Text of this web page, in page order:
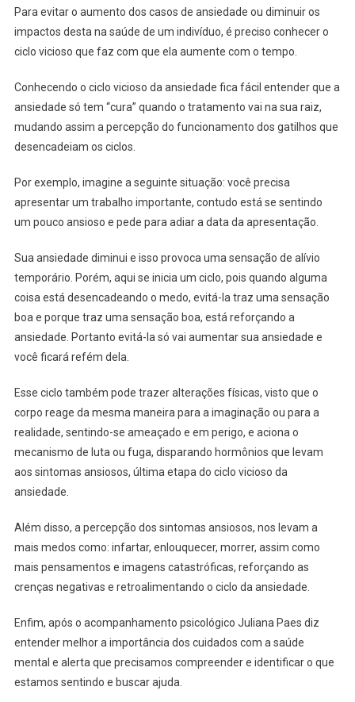
Para evitar o aumento dos casos de ansiedade ou diminuir os
impactos desta na saúde de um indivíduo, é preciso conhecer o
ciclo vicioso que faz com que ela aumente com o tempo.
Conhecendo o ciclo vicioso da ansiedade fica fácil entender que a
ansiedade só tem “cura” quando o tratamento vai na sua raiz,
mudando assim a percepção do funcionamento dos gatilhos que
desencadeiam os ciclos.
Por exemplo, imagine a seguinte situação: você precisa
apresentar um trabalho importante, contudo está se sentindo
um pouco ansioso e pede para adiar a data da apresentação.
Sua ansiedade diminui e isso provoca uma sensação de alívio
temporário. Porém, aqui se inicia um ciclo, pois quando alguma
coisa está desencadeando o medo, evitá-la traz uma sensação
boa e porque traz uma sensação boa, está reforçando a
ansiedade. Portanto evitá-la só vai aumentar sua ansiedade e
você ficará refém dela.
Esse ciclo também pode trazer alterações físicas, visto que o
corpo reage da mesma maneira para a imaginação ou para a
realidade, sentindo-se ameaçado e em perigo, e aciona o
mecanismo de luta ou fuga, disparando hormônios que levam
aos sintomas ansiosos, última etapa do ciclo vicioso da
ansiedade.
Além disso, a percepção dos sintomas ansiosos, nos levam a
mais medos como: infartar, enlouquecer, morrer, assim como
mais pensamentos e imagens catastróficas, reforçando as
crenças negativas e retroalimentando o ciclo da ansiedade.
Enfim, após o acompanhamento psicológico Juliana Paes diz
entender melhor a importância dos cuidados com a saúde
mental e alerta que precisamos compreender e identificar o que
estamos sentindo e buscar ajuda.